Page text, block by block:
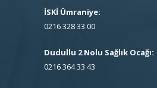
İSKİ Ümraniye:
0216 328 33 00
Dudullu 2 Nolu Sağlık Ocağı:
0216 364 33 43